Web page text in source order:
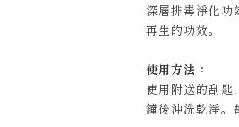
深層排毒淨化功
再生的功效。
使用方法：
使用附送的刮匙
鐘後沖洗乾淨。